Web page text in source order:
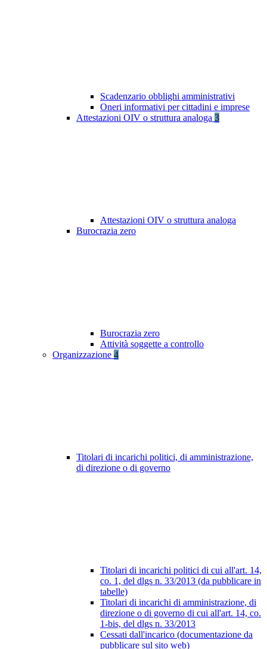
Scadenzario obblighi amministrativi
Oneri informativi per cittadini e imprese
Attestazioni OIV o struttura analoga 3
Attestazioni OIV o struttura analoga
Burocrazia zero
Burocrazia zero
Attività soggette a controllo
Organizzazione 4
Titolari di incarichi politici, di amministrazione,
di direzione o di governo
Titolari di incarichi politici di cui all'art. 14,
co. 1, del dlgs n. 33/2013 (da pubblicare in
tabelle)
Titolari di incarichi di amministrazione, di
direzione o di governo di cui all'art. 14, co.
1-bis, del dlgs n. 33/2013
Cessati dall'incarico (documentazione da
pubblicare sul sito web)